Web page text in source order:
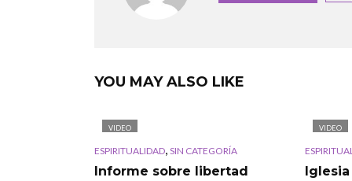
YOU MAY ALSO LIKE
VIDEO
ESPIRITUALIDAD, SIN CATEGORÍA
Informe sobre libertad
VIDEO